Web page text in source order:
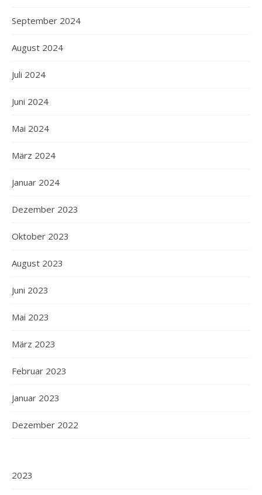
September 2024
August 2024
Juli 2024
Juni 2024
Mai 2024
März 2024
Januar 2024
Dezember 2023
Oktober 2023
August 2023
Juni 2023
Mai 2023
März 2023
Februar 2023
Januar 2023
Dezember 2022
2023